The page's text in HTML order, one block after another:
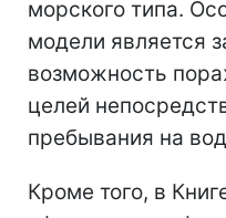
морского типа.
модели является
возможность
целей
пребывания на
Кроме того, в